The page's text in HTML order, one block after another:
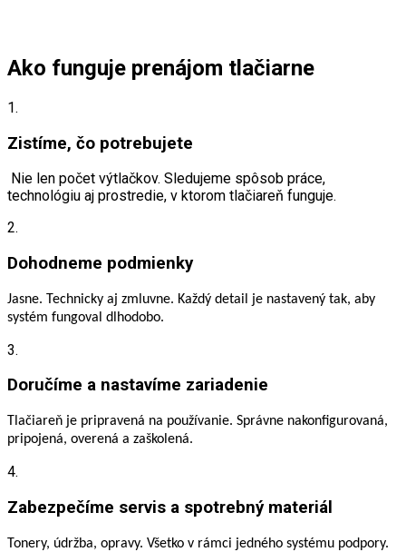
Ako funguje prenájom tlačiarne
1.
Zistíme, čo potrebujete
Nie len počet výtlačkov. Sledujeme spôsob práce,
technológiu aj prostredie, v ktorom tlačiareň funguje.
2.
Dohodneme podmienky
Jasne. Technicky aj zmluvne. Každý detail je nastavený tak, aby
systém fungoval dlhodobo.
3.
Doručíme a nastavíme zariadenie
Tlačiareň je pripravená na používanie. Správne nakonfigurovaná,
pripojená, overená a zaškolená.
4.
Zabezpečíme servis a spotrebný materiál
Tonery, údržba, opravy. Všetko v rámci jedného systému podpory.